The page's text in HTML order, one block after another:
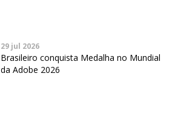
29 jul 2026
Brasileiro conquista Medalha no Mundial
da Adobe 2026